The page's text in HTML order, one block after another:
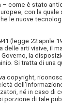
come è stato
con la
le nuove
(legge 22 aprile
arti visive, il
la
Si tratta di una
né in caso
di tale